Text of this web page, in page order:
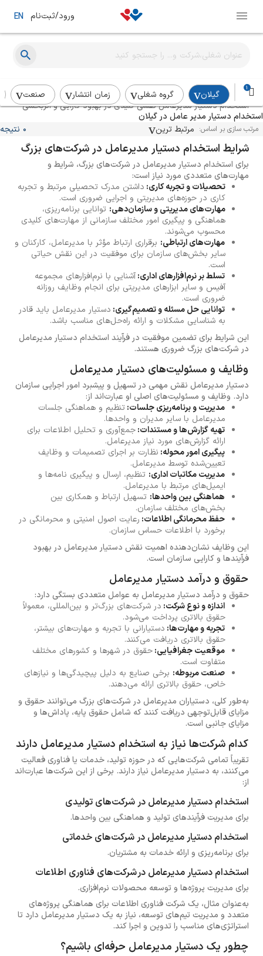
ورود/ثبت‌نام EN
1
گیلان گروه شغلی زمان انتشار
صنعت
استخدام دستیار مدیر عامل در گیلان
مرتب سازی بر اساس: مرتبط ترین 0 نتیجه
راهنمای استخدام دستیار مدیرعامل
استخدام دستیار مدیرعامل نقشی کلیدی در بهبود کارایی و اثربخشی
سازمان‌ها دارد. در این مقاله، به بررسی جنبه‌های مختلف مرتبط با
استخدام دستیار مدیرعامل می‌پردازیم.
شرایط استخدام دستیار مدیرعامل در شرکت‌های بزرگ
برای استخدام دستیار مدیرعامل در شرکت‌های بزرگ، شرایط و
مهارت‌های متعددی مورد نیاز است:
تحصیلات و تجربه کاری: داشتن مدرک تحصیلی مرتبط و تجربه
کاری در حوزه‌های مدیریتی و اجرایی ضروری است.
مهارت‌های مدیریتی و سازمان‌دهی: توانایی برنامه‌ریزی،
هماهنگی و پیگیری امور مختلف سازمانی از مهارت‌های کلیدی
محسوب می‌شوند.
مهارت‌های ارتباطی: برقراری ارتباط مؤثر با مدیرعامل، کارکنان و
سایر بخش‌های سازمان برای موفقیت در این نقش حیاتی
است.
تسلط بر نرم‌افزارهای اداری:آشنایی با نرم‌افزارهای مجموعه
آفیس و سایر ابزارهای مدیریتی برای انجام وظایف روزانه
ضروری است.
توانایی حل مسئله و تصمیم‌گیری: دستیار مدیرعامل باید قادر
به شناسایی مشکلات و ارائه راه‌حل‌های مناسب باشد.
این شرایط برای تضمین موفقیت در فرآیند استخدام دستیار مدیرعامل
در شرکت‌های بزرگ ضروری هستند.
وظایف و مسئولیت‌های دستیار مدیرعامل
دستیار مدیرعامل نقش مهمی در تسهیل و پیشبرد امور اجرایی سازمان
دارد. وظایف و مسئولیت‌های اصلی او عبارت‌اند از:
مدیریت و برنامه‌ریزی جلسات:تنظیم و هماهنگی جلسات
مدیرعامل با سایر مدیران و واحدها.
تهیه گزارش‌ها و مستندات:جمع‌آوری و تحلیل اطلاعات برای
ارائه گزارش‌های مورد نیاز مدیرعامل.
پیگیری امور محوله: نظارت بر اجرای تصمیمات و وظایف
تعیین‌شده توسط مدیرعامل.
مدیریت مکاتبات اداری: تنظیم، ارسال و پیگیری نامه‌ها و
ایمیل‌های مرتبط با مدیرعامل.
هماهنگی بین واحدها: تسهیل ارتباط و همکاری بین
بخش‌های مختلف سازمان.
حفظ محرمانگی اطلاعات: رعایت اصول امنیتی و محرمانگی در
برخورد با اطلاعات حساس سازمان.
این وظایف نشان‌دهنده اهمیت نقش دستیار مدیرعامل در بهبود
فرآیندها و کارایی سازمان است.
حقوق و درآمد دستیار مدیرعامل
حقوق و درآمد دستیار مدیرعامل به عوامل متعددی بستگی دارد:
اندازه و نوع شرکت: در شرکت‌های بزرگ‌تر و بین‌المللی، معمولاً
حقوق بالاتری پرداخت می‌شود.
تجربه و مهارت‌ها: دستیارانی با تجربه و مهارت‌های بیشتر،
حقوق بالاتری دریافت می‌کنند.
موقعیت جغرافیایی:حقوق در شهرها و کشورهای مختلف
متفاوت است.
صنعت مربوطه: برخی صنایع به دلیل پیچیدگی‌ها و نیازهای
خاص، حقوق بالاتری ارائه می‌دهند.
به‌طور کلی، دستیاران مدیرعامل در شرکت‌های بزرگ می‌توانند حقوق و
مزایای قابل‌توجهی دریافت کنند که شامل حقوق پایه، پاداش‌ها و
مزایای جانبی است.
کدام شرکت‌ها نیاز به استخدام دستیار مدیرعامل دارند
تقریباً تمامی شرکت‌هایی که در حوزه تولید، خدمات یا فناوری فعالیت
می‌کنند، به دستیار مدیرعامل نیاز دارند. برخی از این شرکت‌ها عبارت‌اند
از:
استخدام دستیار مدیرعامل در شرکت‌های تولیدی
برای مدیریت فرآیندهای تولید و هماهنگی بین واحدها.
استخدام دستیار مدیرعامل در شرکت‌های خدماتی
برای برنامه‌ریزی و ارائه خدمات به مشتریان.
استخدام دستیار مدیرعامل در شرکت‌های فناوری اطلاعات
برای مدیریت پروژه‌ها و توسعه محصولات نرم‌افزاری.
به‌عنوان مثال، یک شرکت فناوری اطلاعات برای هماهنگی پروژه‌های
متعدد و مدیریت تیم‌های توسعه، نیاز به یک دستیار مدیرعامل دارد تا
استراتژی‌های مناسب را تدوین و اجرا کند.
چطور یک دستیار مدیرعامل حرفه‌ای باشیم؟